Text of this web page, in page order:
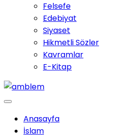
Felsefe
Edebiyat
Siyaset
Hikmetli Sözler
Kavramlar
E-Kitap
Anasayfa
İslam